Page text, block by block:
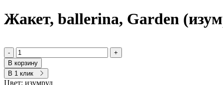
Жакет, ballerina, Garden
-
+
В корзину
В 1 клик
Цвет: изумруд